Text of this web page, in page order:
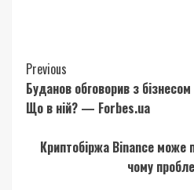
Continue
Reading
Previous
Буданов обговорив з
Що в ній? — Forbes.ua
Криптобіржа Binance може
чому